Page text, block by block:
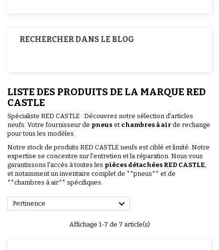
RECHERCHER DANS LE BLOG
LISTE DES PRODUITS DE LA MARQUE RED
CASTLE
Spécialiste RED CASTLE : Découvrez notre sélection d'articles
neufs. Votre fournisseur de pneus et chambres à air de rechange
pour tous les modèles.
Notre stock de produits RED CASTLE neufs est ciblé et limité. Notre
expertise se concentre sur l'entretien et la réparation. Nous vous
garantissons l'accès à toutes les pièces détachées RED CASTLE
et notamment un inventaire complet de **pneus** et de
**chambres à air** spécifiques.
Pertinence 
Affichage 1-7 de 7 article(s)